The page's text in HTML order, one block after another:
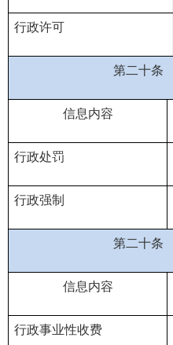
行政许可
第二十条
信息内容
行政处罚
行政强制
第二十条
信息内容
行政事业性收费